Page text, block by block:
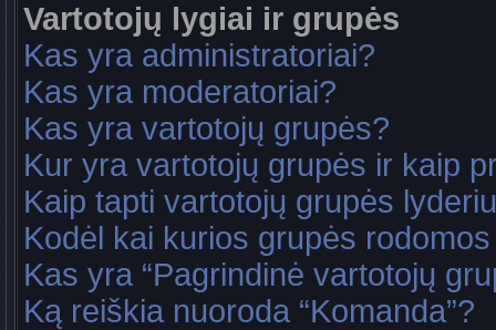
Vartotojų lygiai ir grupės
Kas yra administratoriai?
Kas yra moderatoriai?
Kas yra vartotojų grupės?
Kur yra vartotojų grupės ir kaip
Kaip tapti vartotojų grupės
Kodėl kai kurios grupės
Kas yra “Pagrindinė vartotojų
Ką reiškia nuoroda “Komanda”?